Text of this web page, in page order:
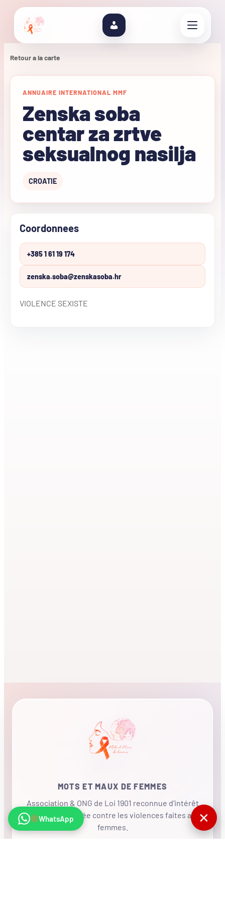
Retour a la carte
ANNUAIRE INTERNATIONAL MMF
Zenska soba
centar za zrtve
seksualnog nasilja
CROATIE
Coordonnees
+385 1 61 19 174
zenska.soba@zenskasoba.hr
VIOLENCE SEXISTE
MOTS ET MAUX DE FEMMES
Association & ONG de Loi 1901 reconnue d'intérêt
général, mobilisée contre les violences faites aux
femmes.
WhatsApp ✕